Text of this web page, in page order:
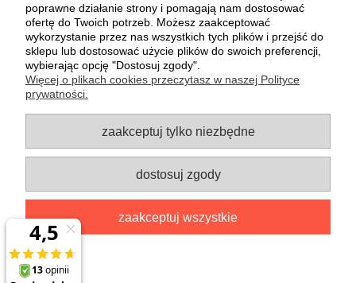
Nie znaleziono produktów spełniających podane kryteria.
Warunki zakupów
Moje konto
Informacje o sklepie
Kontakt: sklep@twojerolety.eukom. 606833300 tel.
224977711 Punkt odbioru osobistego zamówionych towarów
czynny pon.-czw. 8.15-15.00 ul. Białołęcka 233a B.1, 03-253
Warszawa
poprawne działanie strony i pomagają nam dostosować
ofertę do Twoich potrzeb. Możesz zaakceptować
wykorzystanie przez nas wszystkich tych plików i przejść do
sklepu lub dostosować użycie plików do swoich preferencji,
wybierając opcję "Dostosuj zgody".
Więcej o plikach cookies przeczytasz w naszej Polityce
prywatności.
zaakceptuj tylko niezbędne
dostosuj zgody
zaakceptuj wszystkie